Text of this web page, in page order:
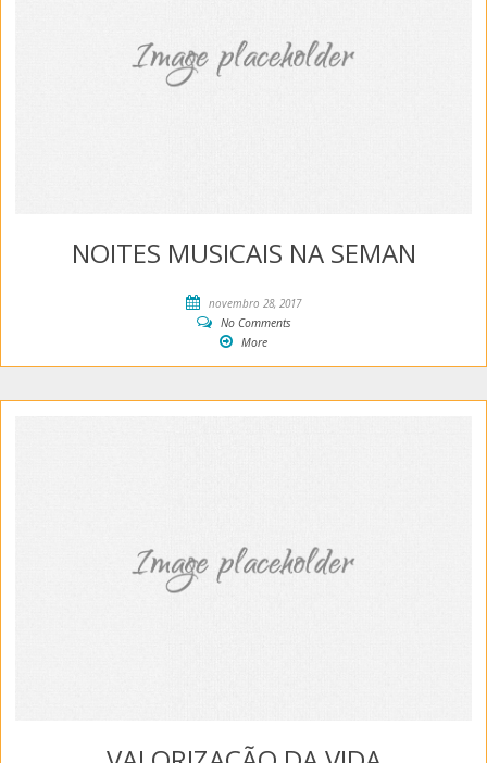
NOITES MUSICAIS NA SEMAN
novembro 28, 2017
No Comments
More